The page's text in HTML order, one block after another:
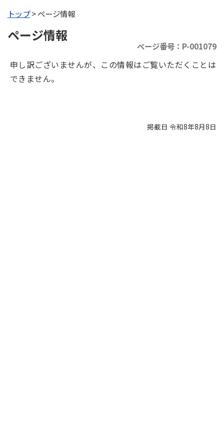
トップ> ページ情報
ページ情報
ページ番号：P-001079
申し訳ございませんが、この情報はご覧いただくことは
できません。
掲載日 令和8年8月8日